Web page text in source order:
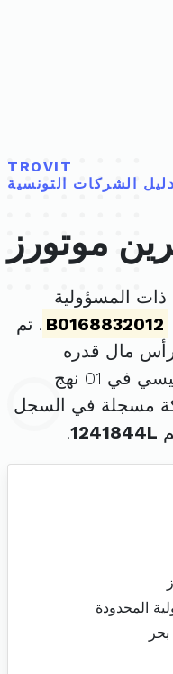
TROVIT
دليل الشركات التونسية
موتورز
المسؤولية
B0168832012 . تم
، ويقع مقرها الرئيسي في 01 نهج
مسجلة في السجل
1241844L
.
المحدودة